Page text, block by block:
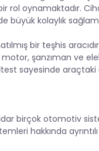
oynamaktadır.
büyük kolaylık
bir teşhis
şanzıman ve
sayesinde araçtaki
birçok otomotiv
hakkında